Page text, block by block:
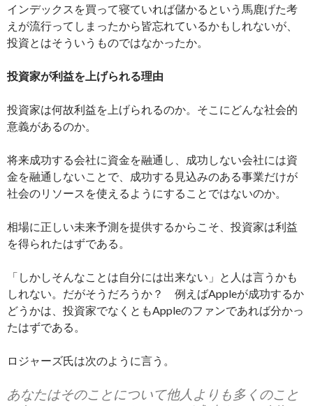
インデックスを買って寝ていれば儲かるという馬鹿げた考
えが流行ってしまったから皆忘れているかもしれないが、
投資とはそういうものではなかったか。
投資家が利益を上げられる理由
投資家は何故利益を上げられるのか。そこにどんな社会的
意義があるのか。
将来成功する会社に資金を融通し、成功しない会社には資
金を融通しないことで、成功する見込みのある事業だけが
社会のリソースを使えるようにすることではないのか。
相場に正しい未来予測を提供するからこそ、投資家は利益
を得られたはずである。
「しかしそんなことは自分には出来ない」と人は言うかも
しれない。だがそうだろうか？ 例えばAppleが成功するか
どうかは、投資家でなくともAppleのファンであれば分かっ
たはずである。
ロジャーズ氏は次のように言う。
あなたはそのことについて他人よりも多くのこと